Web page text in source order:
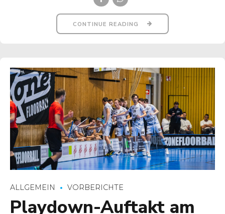
CONTINUE READING
ALLGEMEIN VORBERICHTE
Playdown-Auftakt am